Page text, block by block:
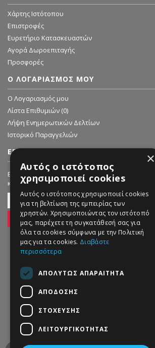
Χάρτης Ιστότοπου
Επιστροφές
Ευρετήριο Κατασκευαστών
Αγορά Δωροεπιταγής
Προσφορές
Ο ΛΟΓΑΡΙΑΣΜΌΣ ΜΟΥ
O Λογαριασμός μου
Λίστα Επιθυμιών (0)
Λήψη Ενημερωτικών Δελτίων
Ιστορικό Παραγγελιών
ΕΓΓΡΑΦΗ ΣΤΟ NEWSLETTER
Εγγραφείτε στο Newsletter μας για να
και εκπτώσεις!
ΕΓΓΡΑΦΗ
×
Αυτός ο ιστότοπος
χρησιμοποιεί cookies
Αυτός ο ιστότοπος χρησιμοποιεί cookies
για τη βελτίωση της εμπειρίας των
χρηστών. Χρησιμοποιώντας τον ιστότοπό
μας, παρέχετε τη συγκατάθεσή σας για
όλα τα cookies σύμφωνα με την Πολιτική
μας για τα cookies. Διαβάστε
περισσότερα
ΑΠΟΛΎΤΩΣ ΑΠΑΡΑΊΤΗΤΑ
ΑΠΌΔΟΣΗΣ
ΣΤΌΧΕΥΣΗΣ
ΛΕΙΤΟΥΡΓΙΚΌΤΗΤΑΣ